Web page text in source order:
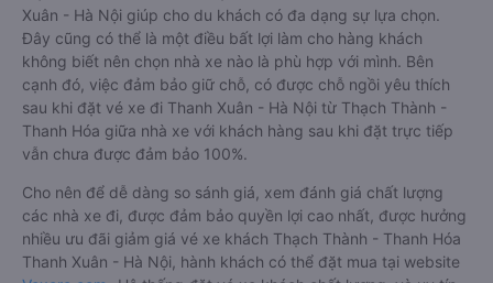
Thạch Thành - Thanh Hóa nhanh và uy tín nhất
Việc có rất nhiều nhà xe Thạch Thành - Thanh Hóa Thanh
Xuân - Hà Nội giúp cho du khách có đa dạng sự lựa chọn.
Đây cũng có thể là một điều bất lợi làm cho hàng khách
không biết nên chọn nhà xe nào là phù hợp với mình. Bên
cạnh đó, việc đảm bảo giữ chỗ, có được chỗ ngồi yêu thích
sau khi đặt vé xe đi Thanh Xuân - Hà Nội từ Thạch Thành -
Thanh Hóa giữa nhà xe với khách hàng sau khi đặt trực tiếp
vẫn chưa được đảm bảo 100%.
Cho nên để dễ dàng so sánh giá, xem đánh giá chất lượng